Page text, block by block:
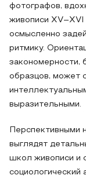
фотографов,
живописи
осмысленно
ритмику.
закономерности,
образцов, может
выразительными.
Перспективными
выглядят
школ живописи и
социологический